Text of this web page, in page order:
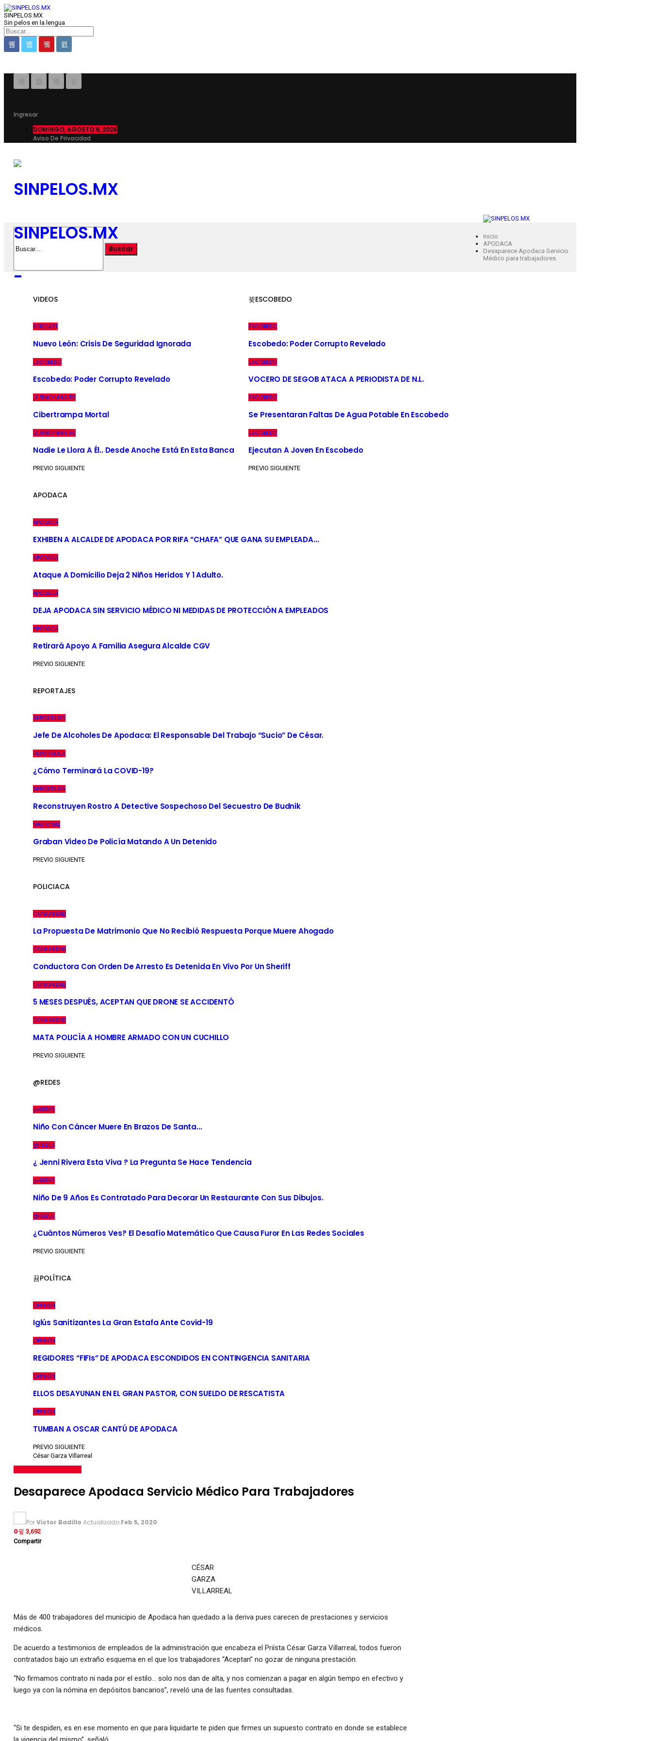
SINPELOS.MX
Sin pelos en la lengua
Ingresar
DOMINGO, AGOSTO 9, 2026
Aviso De Privacidad
SINPELOS.MX
-
VIDEOS
PODCAST
Nuevo León: Crisis De Seguridad Ignorada
ESCOBEDO
Escobedo: Poder Corrupto Revelado
ÚLTIMO MINUTO
Cibertrampa Mortal
ÚLTIMO MINUTO
Nadie Le Llora A Él.. Desde Anoche Está En Esta Banca
PREVIO SIGUIENTE
ESCOBEDO
ESCOBEDO
Escobedo: Poder Corrupto Revelado
ESCOBEDO
VOCERO DE SEGOB ATACA A PERIODISTA DE N.L.
ESCOBEDO
Se Presentaran Faltas De Agua Potable En Escobedo
ESCOBEDO
Ejecutan A Joven En Escobedo
PREVIOSIGUIENTE
APODACA
APODACA
EXHIBEN A ALCALDE DE APODACA POR RIFA “CHAFA” QUE GANA SU EMPLEADA…
APODACA
Ataque A Domicilio Deja 2 Niños Heridos Y 1 Adulto.
APODACA
DEJA APODACA SIN SERVICIO MÉDICO NI MEDIDAS DE PROTECCIÓN A EMPLEADOS
APODACA
Retirará Apoyo A Familia Asegura Alcalde CGV
PREVIO SIGUIENTE
REPORTAJES
REPORTAJES
Jefe De Alcoholes De Apodaca: El Responsable Del Trabajo “sucio” De César.
REPORTAJES
¿Cómo Terminará La COVID-19?
REPORTAJES
Reconstruyen Rostro A Detective Sospechoso Del Secuestro De Budnik
NACIONAL
Graban Video De Policía Matando A Un Detenido
PREVIO SIGUIENTE
POLICIACA
COMUNIDAD
La Propuesta De Matrimonio Que No Recibió Respuesta Porque Muere Ahogado
COMUNIDAD
Conductora Con Orden De Arresto Es Detenida En Vivo Por Un Sheriff
COMUNIDAD
5 MESES DESPUÉS, ACEPTAN QUE DRONE SE ACCIDENTÓ
COMUNIDAD
MATA POLICÍA A HOMBRE ARMADO CON UN CUCHILLO
PREVIO SIGUIENTE
@REDES
@REDES
Niño Con Cáncer Muere En Brazos De Santa…
@REDES
¿ Jenni Rivera Esta Viva ? La Pregunta Se Hace Tendencia
@REDES
Niño De 9 Años Es Contratado Para Decorar Un Restaurante Con Sus Dibujos.
@REDES
¿Cuántos Números Ves? El Desafío Matemático Que Causa Furor En Las Redes Sociales
PREVIO SIGUIENTE
POLÍTICA
OPINION
Iglús Sanitizantes La Gran Estafa Ante Covid-19
OPINION
REGIDORES “FIFIs” DE APODACA ESCONDIDOS EN CONTINGENCIA SANITARIA
OPINION
ELLOS DESAYUNAN EN EL GRAN PASTOR, CON SUELDO DE RESCATISTA
OPINION
TUMBAN A OSCAR CANTÚ DE APODACA
PREVIO SIGUIENTE
Inicio
APODACA
Desaparece Apodaca Servicio
Médico para trabajadores
César Garza Villarreal
Desaparece Apodaca Servicio Médico Para Trabajadores
PorVictor Badillo Actualizado Feb 5, 2020
0
3,692
Compartir
CÉSAR
GARZA
VILLARREAL
Más de 400 trabajadores del municipio de Apodaca han quedado a la deriva pues carecen de prestaciones y servicios
médicos.
De acuerdo a testimonios de empleados de la administración que encabeza el Priísta César Garza Villarreal, todos fueron
contratados bajo un extraño esquema en el que los trabajadores “Aceptan” no gozar de ninguna prestación.
“No firmamos contrato ni nada por el estilo… solo nos dan de alta, y nos comienzan a pagar en algún tiempo en efectivo y
luego ya con la nómina en depósitos bancarios”, reveló una de las fuentes consultadas.
“Si te despiden, es en ese momento en que para liquidarte te piden que firmes un supuesto contrato en donde se establece